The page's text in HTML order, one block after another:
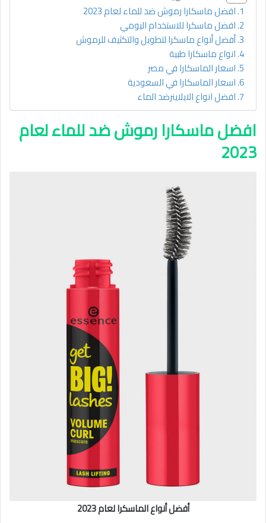
افضل ماسكارا رموش ضد للماء لعام 2023
افضل ماسكرا للاستخدام اليومي
أفضل أنواع ماسكرا لتطويل والتكثيف للرموش
انواع ماسكارا طبية
اسعار الماسكارا في مصر
اسعار الماسكارا في السعودية
افضل انواع الايلاينرضد الماء
افضل ماسكارا رموش ضد للماء لعام
2023
أفضل أنواع الماسكرا لعام 2023